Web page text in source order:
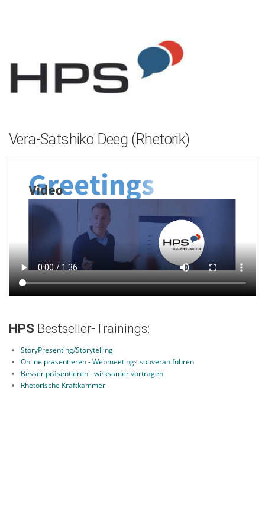
Vera-Satshiko Deeg (Rhetorik)
HPS Bestseller-Trainings:
StoryPresenting/Storytelling
Online präsentieren - Webmeetings souverän führen
Besser präsentieren - wirksamer vortragen
Rhetorische Kraftkammer